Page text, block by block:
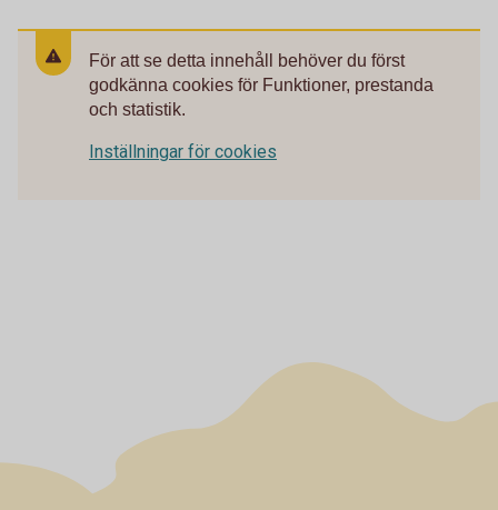
För att se detta innehåll behöver du först
godkänna cookies för Funktioner, prestanda
och statistik.
Inställningar för cookies